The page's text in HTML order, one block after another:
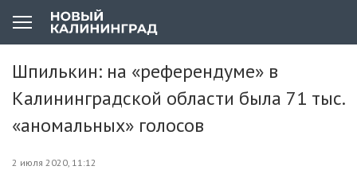
Шпилькин: на «референдуме» в
Калининградской области была 71 тыс.
«аномальных» голосов
2 июля 2020, 11:12